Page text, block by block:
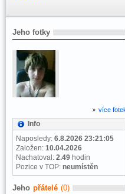
Jeho fotky
více
Info
Naposledy: 6.8.2026 23:21:05
Založen: 10.04.2026
Nachatoval: 2.49 hodin
Pozice v TOP: neumístěn
Jeho přátelé (0)